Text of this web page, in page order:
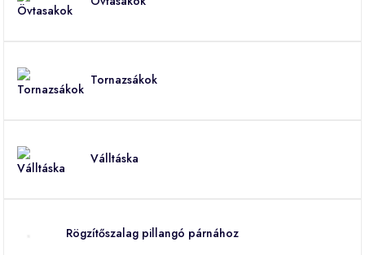
Tornazsákok
Válltáska
Rögzítőszalag pillangó párnához